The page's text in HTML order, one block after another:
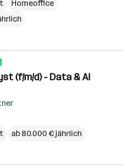
Homeoffice
(f/m/d) - Data & AI
ab 80.000 € jährlich